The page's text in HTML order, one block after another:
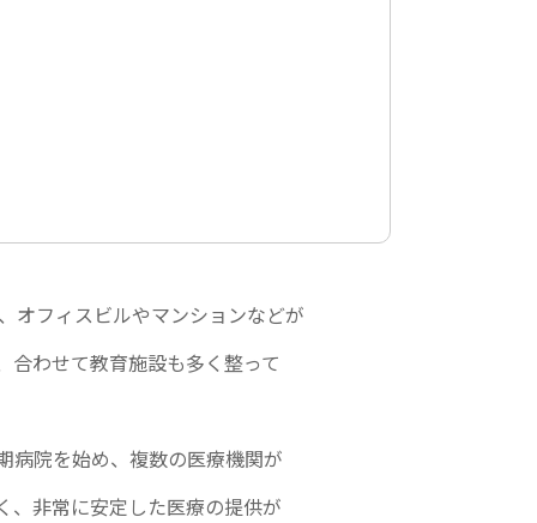
オフィスビルやマンションなどが
合わせて教育施設も多く整って
病院を始め、複数の医療機関が
、非常に安定した医療の提供が